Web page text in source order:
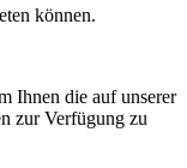
können.
Ihnen die auf unserer
zur Verfügung zu